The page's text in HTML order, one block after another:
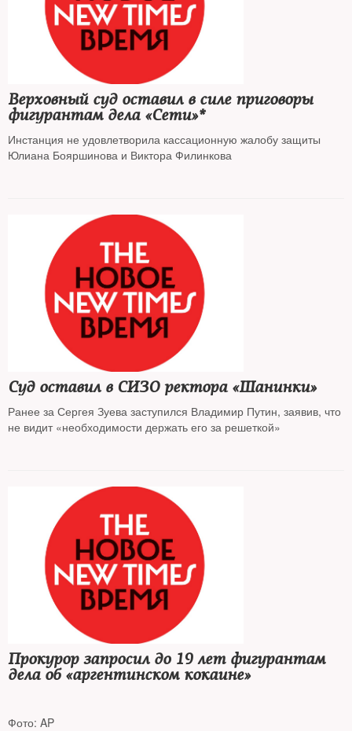
Верховный суд оставил в силе приговоры
фигурантам дела «Сети»*
Инстанция не удовлетворила кассационную жалобу защиты
Юлиана Бояршинова и Виктора Филинкова
Суд оставил в СИЗО ректора «Шанинки»
Ранее за Сергея Зуева заступился Владимир Путин, заявив, что
не видит «необходимости держать его за решеткой»
Прокурор запросил до 19 лет фигурантам
дела об «аргентинском кокаине»
Фото: AP